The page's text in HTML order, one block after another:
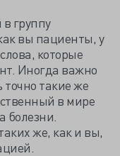
группу
вы пациенты, у
которые
Иногда важно
точно такие же
в мире
болезни.
же, как и вы,